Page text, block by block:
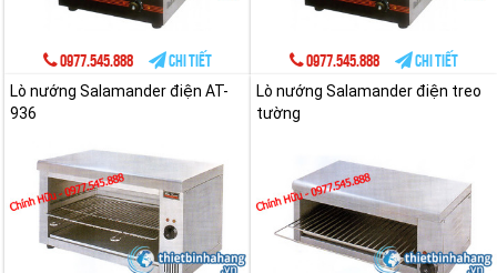
0977.545.888 Chi tiết 0977.545.888
Chi tiết
Lò nướng Salamander điện AT-
936
Lò nướng Salamander điện treo
tường